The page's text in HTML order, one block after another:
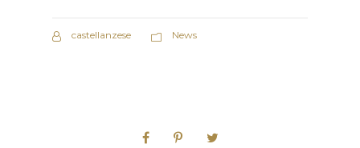
castellanzese News